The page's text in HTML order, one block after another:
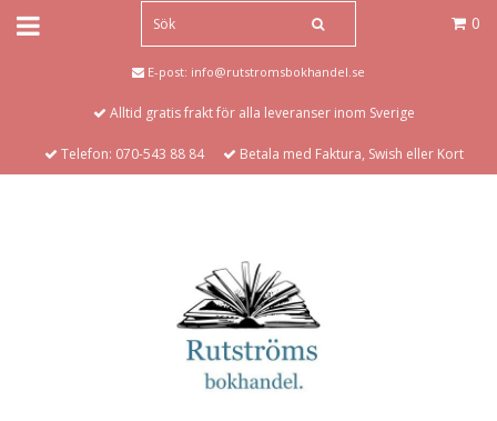
0
E-post: info@rutstromsbokhandel.se
Alltid gratis frakt för alla leveranser inom Sverige
Telefon: 070-543 88 84 Betala med Faktura, Swish eller Kort